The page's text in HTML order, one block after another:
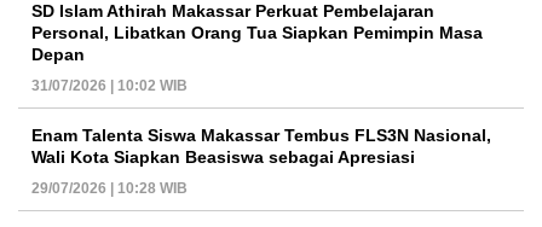
SD Islam Athirah Makassar Perkuat Pembelajaran
Personal, Libatkan Orang Tua Siapkan Pemimpin Masa
Depan
31/07/2026 | 10:02 WIB
Enam Talenta Siswa Makassar Tembus FLS3N Nasional,
Wali Kota Siapkan Beasiswa sebagai Apresiasi
29/07/2026 | 10:28 WIB